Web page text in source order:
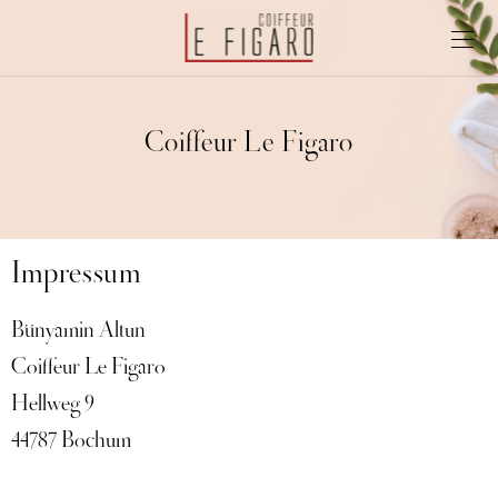
Coiffeur Le Figaro
Impressum
Bünyamin Altun
Coiffeur Le Figaro
Hellweg 9
44787 Bochum